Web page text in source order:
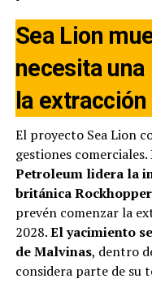
Sea Lion
necesita
la extracción
El proyecto Sea Lion
gestiones comerciales.
Petroleum lidera la
británica
prevén comenzar la
2028.El yacimiento
de Malvinas, dentro
considera parte de su